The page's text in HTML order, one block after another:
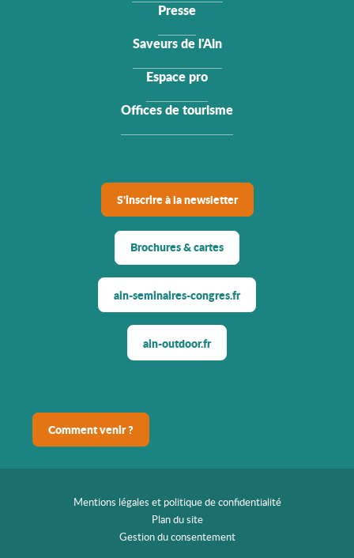
Presse
Saveurs de l'Ain
Espace pro
Offices de tourisme
S'inscrire à la newsletter
Brochures & cartes
ain-seminaires-congres.fr
ain-outdoor.fr
Comment venir ?
Mentions légales et politique de confidentialité
Plan du site
Gestion du consentement